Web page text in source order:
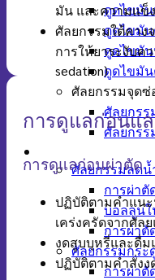
ดูดไขมัน
ดูดไขมั
ดูดไขมั
ดูดไขมั
ศัลยกรรมจุดซ่
ศัลยกรร
ศัลยกร
ศัลยกรรมลดน้
การผ่าตั
บอลลูนใ
การผ่าตั
ศัลยกรรมกระ
การผ่าตั
มัน และความแข็
ศัลยกรรมใต้คาง
การให้ยาระงับค
sedation)
การดูแลก่อนแ
การดูแลก่อนผ่าตัด
ปฏิบัติตามคำแนะ
เคร่งครัดจากศัล
งดสูบบุหรี่และดื่
ปฏิบัติตามคำสั่ง